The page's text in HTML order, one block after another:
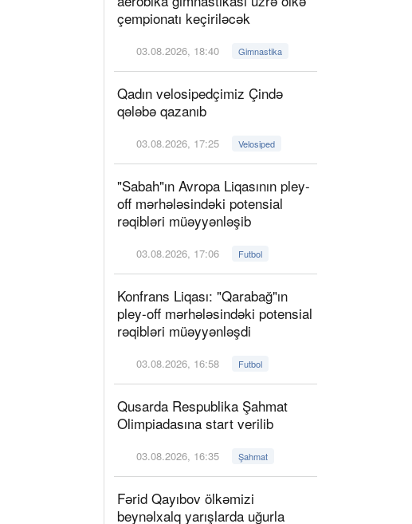
çempionatı keçiriləcək
03.08.2026, 18:40 Gimnastika
Qadın velosipedçimiz Çində
qələbə qazanıb
03.08.2026, 17:25 Velosiped
"Sabah"ın Avropa Liqasının pley-
off mərhələsindəki potensial
rəqibləri müəyyənləşib
03.08.2026, 17:06 Futbol
Konfrans Liqası: "Qarabağ"ın
pley-off mərhələsindəki potensial
rəqibləri müəyyənləşdi
03.08.2026, 16:58 Futbol
Qusarda Respublika Şahmat
Olimpiadasına start verilib
03.08.2026, 16:35 Şahmat
Fərid Qayıbov ölkəmizi
beynəlxalq yarışlarda uğurla